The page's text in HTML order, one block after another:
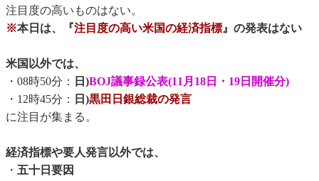
注目度の高いものはない。
※本日は、『注目度の高い米国の経済指標』の発表はない
米国以外では、
・08時50分：
日)BOJ議事録公表(11月18日・19日開催分)
・12時45分：
日)黒田日銀総裁の発言
に注目が集まる。
経済指標や要人発言以外では、
・ 五十日要因